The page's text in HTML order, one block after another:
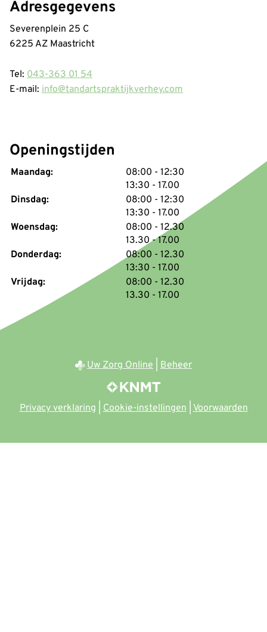
Adresgegevens
Severenplein 25 C
6225 AZ Maastricht
Tel: 043-363 01 54
E-mail: info@tandartspraktijkverhey.com
Openingstijden
Maandag: 08:00 tot
- 12:30
13:30 tot
- 17.00
Dinsdag:
08:00 tot
- 12:30
13:30 tot
- 17.00
Woensdag:
08:00 tot
- 12.30
13.30tot
- 17.00
Donderdag:
08:00 tot
- 12.30
13:30 tot
- 17.00
Vrijdag:
08:00 tot
- 12.30
13.30 tot
- 17.00
Uw Zorg Online Beheer
Privacy verklaring |Cookie-instellingen|Voorwaarden